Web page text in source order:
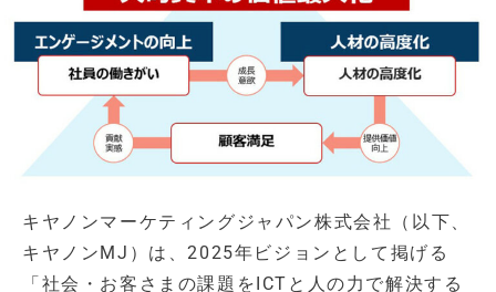
キヤノンマーケティングジャパン株式会社（以下、
キヤノンMJ）は、2025年ビジョンとして掲げる
「社会・お客さまの課題をICTと人の力で解決する